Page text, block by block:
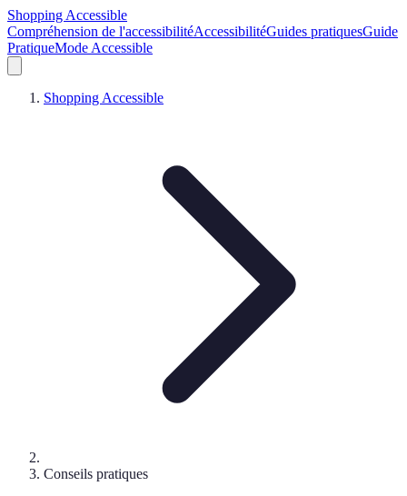
Shopping Accessible
Compréhension de l'accessibilitéAccessibilitéGuides pratiquesGuide
PratiqueMode Accessible
Shopping Accessible
Conseils pratiques